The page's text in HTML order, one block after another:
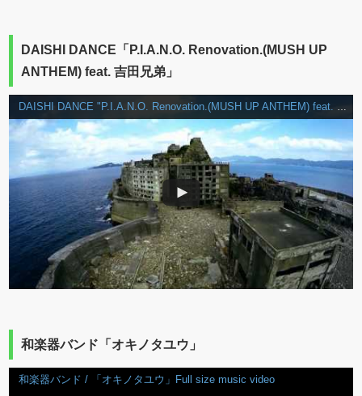
DAISHI DANCE「P.I.A.N.O. Renovation.(MUSH UP
ANTHEM) feat. 吉田兄弟」
DAISHI DANCE "P.I.A.N.O. Renovation.(MUSH UP ANTHEM) feat. 吉田兄弟" (Official Music Video)
和楽器バンド「オキノタユウ」
和楽器バンド / 「オキノタユウ」Full size music video